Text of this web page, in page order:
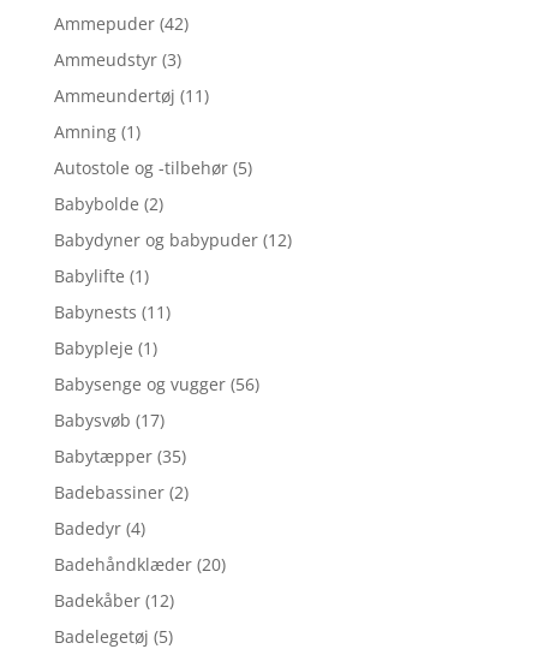
Ammepuder (42)
Ammeudstyr (3)
Ammeundertøj (11)
Amning (1)
Autostole og -tilbehør (5)
Babybolde (2)
Babydyner og babypuder (12)
Babylifte (1)
Babynests (11)
Babypleje (1)
Babysenge og vugger (56)
Babysvøb (17)
Babytæpper (35)
Badebassiner (2)
Badedyr (4)
Badehåndklæder (20)
Badekåber (12)
Badelegetøj (5)